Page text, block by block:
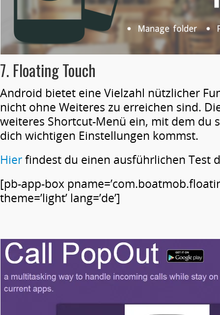
7. Floating Touch
Android bietet eine Vielzahl nützlicher
nicht ohne Weiteres zu erreichen sind.
weiteres Shortcut-Menü ein, mit dem du
dich wichtigen Einstellungen kommst.
Hierfindest du einen ausführlichen Test
[pb-app-box
theme=’light’ lang=’de’]